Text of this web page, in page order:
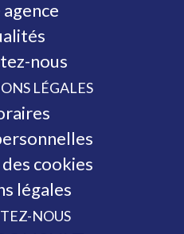
nous
LÉGALES
cookies
légales
NOUS